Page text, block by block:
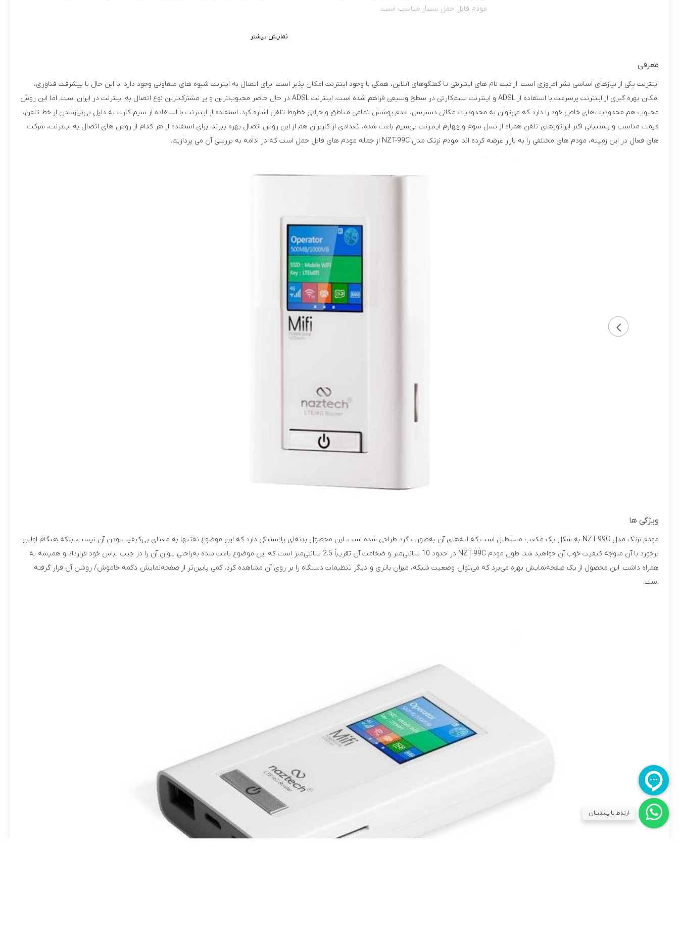
مودم قابل حمل بسیار مناسب است.
نمایش بیشتر
معرفی
اینترنت یکی از نیازهای اساسی بشر امروزی است. از ثبت نام های اینترنتی تا گفتگوهای آنلاین، همگی با وجود اینترنت امکان پذیر است. برای اتصال به اینرنت شیوه های متفاوتی وجود دارد. با این حال با پیشرفت فناوری،
امکان بهره گیری از اینترنت پرسرعت با استفاده از ADSL و اینترنت سیم‌کارتی در سطح وسیعی فراهم شده است. اینترنت ADSL در حال حاضر محبوب‌ترین و پر مشترک‌ترین نوع اتصال به اینترنت در ایران است. اما این روش
محبوب هم محدودیت‌های خاص خود را دارد که می‌توان به محدودیت مکانی دسترسی، عدم پوشش تمامی مناطق و خرابی خطوط تلفن اشاره کرد. استفاده از اینترنت با استفاده از سیم کارت به دلیل بی‌نیازشدن از خط تلفن،
قیمت مناسب و پشتیبانی اکثر اپراتورهای تلفن همراه از نسل سوم و چهارم اینترنت بی‌سیم باعث شده، تعدادی از کاربران هم از این روش اتصال بهره ببرند. برای استفاده از هر کدام از روش های اتصال به اینترنت، شرکت
های فعال در این زمینه، مودم های مختلفی را به بازار عرضه کرده اند. مودم نزتک مدل NZT-99C از جمله مودم های قابل حمل است که در ادامه به بررسی آن می پردازیم.
ویژگی ها
مودم نزتک مدل NZT-99C به شکل یک مکعب مستطیل است که لبه‌های آن به‌صورت گرد طراحی شده است. این محصول بدنه‌ای پلاستیکی دارد که این موضوع نه‌تنها به معنای بی‌کیفیت‌بودن آن نیست، بلکه هنگام اولین
برخورد با آن متوجه کیفیت خوب آن خواهید شد. طول مودم NZT-99C در حدود 10 سانتی‌متر و ضخامت آن تقریباً 2.5 سانتی‌متر است که این موضوع باعث شده به‌راحتی بتوان آن را در جیب لباس خود قرارداد و همیشه به
همراه داشت. این محصول از یک صفحه‌نمایش بهره می‌برد که می‌توان وضعیت شبکه، میزان باتری و دیگر تنظیمات دستگاه را بر روی آن مشاهده کرد. کمی پایین‌تر از صفحه‌نمایش دکمه خاموش/ روشن آن قرار گرفته
است.
ارتباط با پشتیبان